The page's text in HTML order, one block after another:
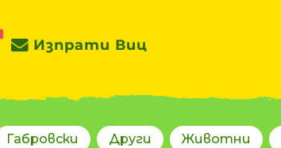
Изпрати Виц
Габровски Други Животни